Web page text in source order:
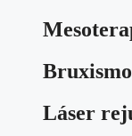
Bruxismo
Láser